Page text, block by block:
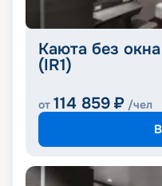
Каюта без
(IR1)
от 114 859 ₽ /чел